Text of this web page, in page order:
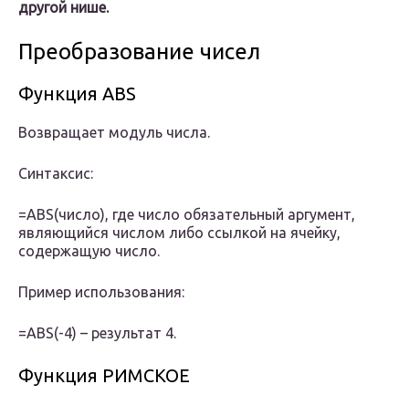
другой нише.
Преобразование чисел
Функция ABS
Возвращает модуль числа.
Синтаксис:
=ABS(число), где число обязательный аргумент,
являющийся числом либо ссылкой на ячейку,
содержащую число.
Пример использования:
=ABS(-4) – результат 4.
Функция РИМСКОЕ